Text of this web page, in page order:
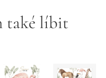
také líbit